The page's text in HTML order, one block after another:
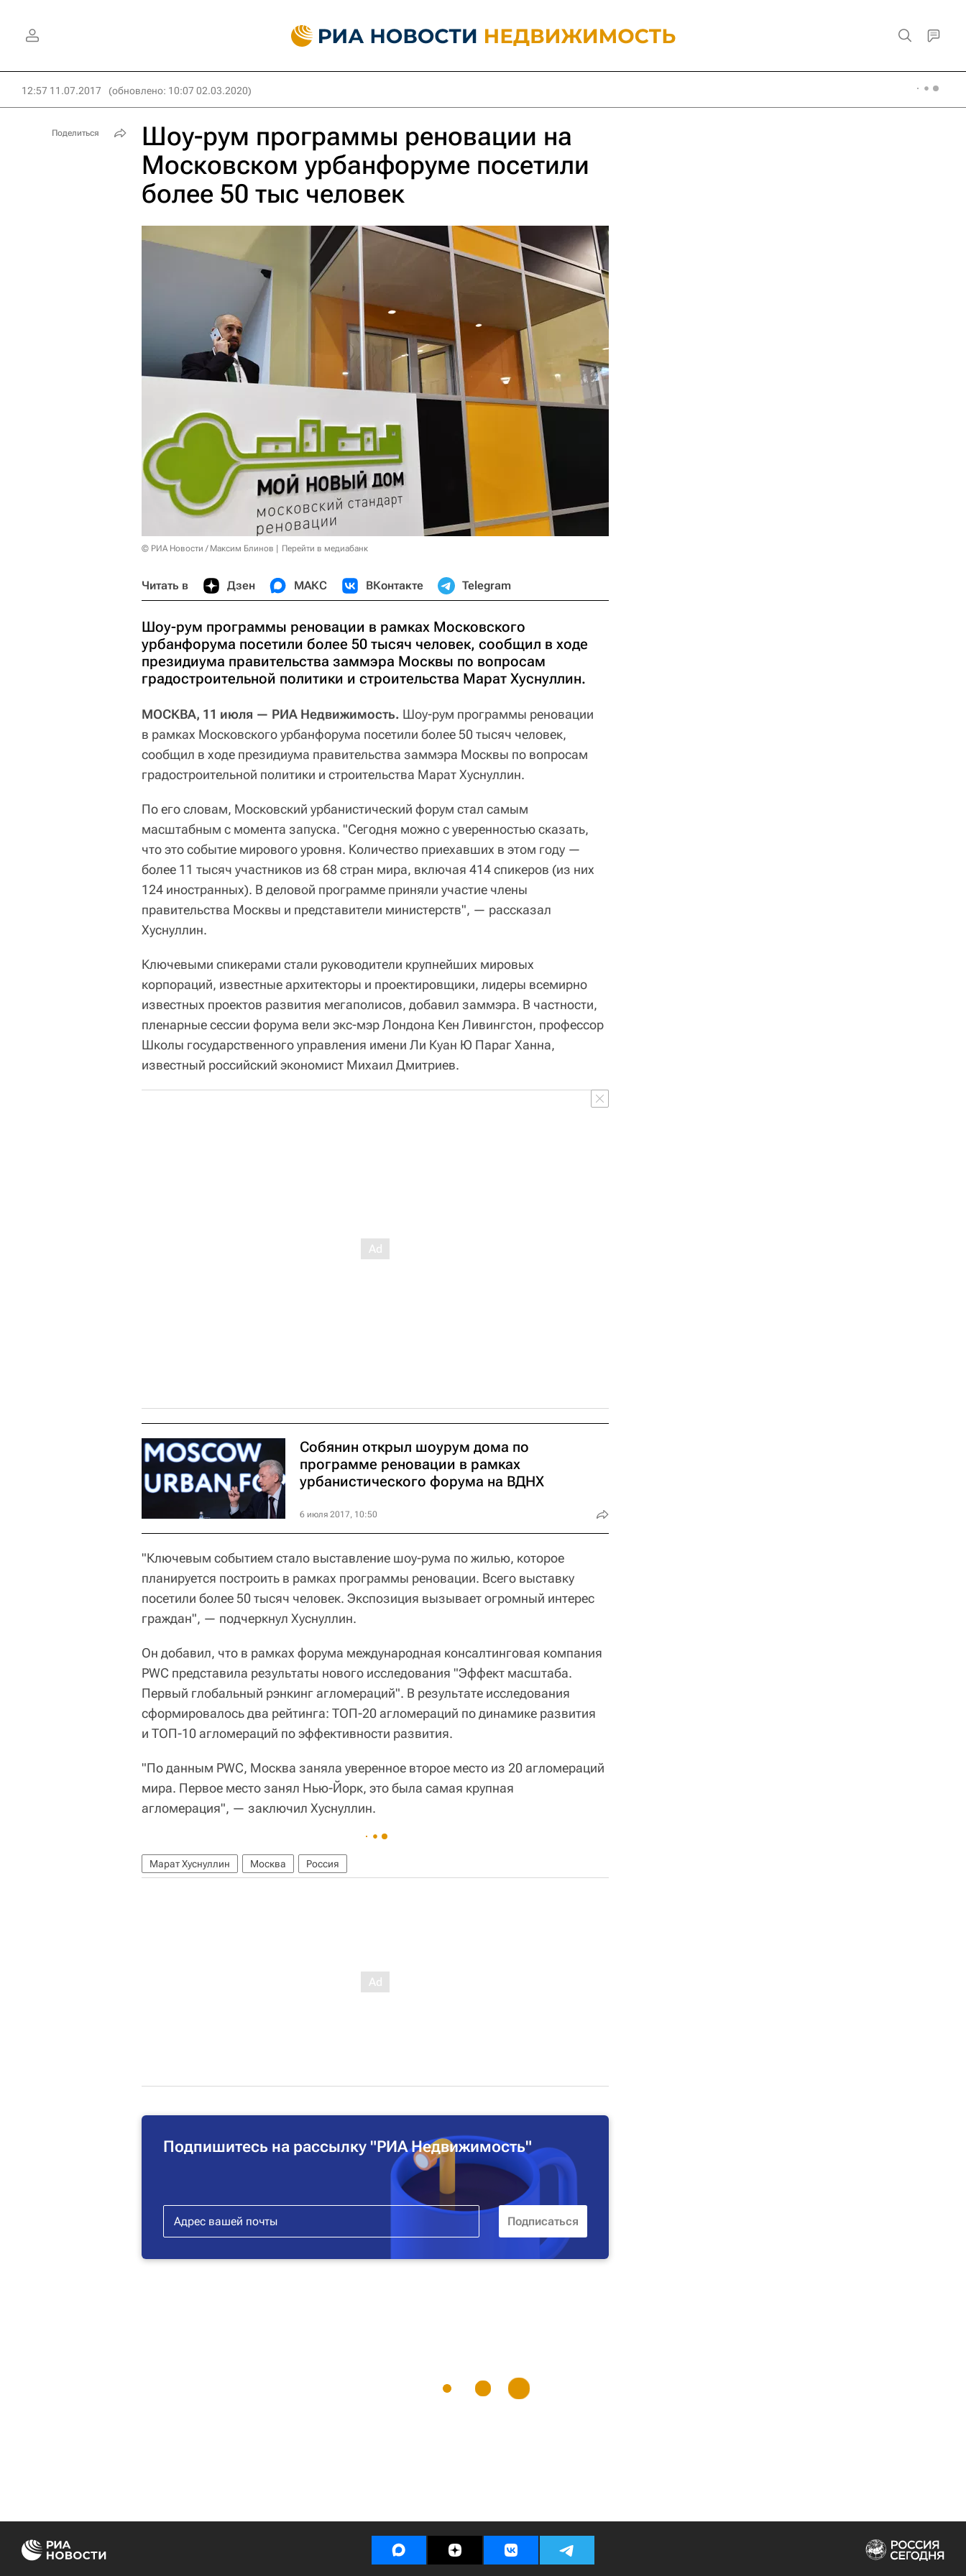
12:57 11.07.2017 (обновлено: 10:07 02.03.2020)
Шоу-рум программы реновации на
Московском урбанфоруме посетили
более 50 тыс человек
© РИА Новости / Максим Блинов Перейти в медиабанк
Читать в Дзен МАКС ВКонтакте Telegram
Шоу-рум программы реновации в рамках Московского
урбанфорума посетили более 50 тысяч человек, сообщил в ходе
президиума правительства заммэра Москвы по вопросам
градостроительной политики и строительства Марат Хуснуллин.
МОСКВА, 11 июля — РИА Недвижимость. Шоу-рум программы реновации
в рамках Московского урбанфорума посетили более 50 тысяч человек,
сообщил в ходе президиума правительства заммэра Москвы по вопросам
градостроительной политики и строительства Марат Хуснуллин.
По его словам, Московский урбанистический форум стал самым
масштабным с момента запуска. "Сегодня можно с уверенностью сказать,
что это событие мирового уровня. Количество приехавших в этом году —
более 11 тысяч участников из 68 стран мира, включая 414 спикеров (из них
124 иностранных). В деловой программе приняли участие члены
правительства Москвы и представители министерств", — рассказал
Хуснуллин.
Ключевыми спикерами стали руководители крупнейших мировых
корпораций, известные архитекторы и проектировщики, лидеры всемирно
известных проектов развития мегаполисов, добавил заммэра. В частности,
пленарные сессии форума вели экс-мэр Лондона Кен Ливингстон, профессор
Школы государственного управления имени Ли Куан Ю Параг Ханна,
известный российский экономист Михаил Дмитриев.
Собянин открыл шоурум дома по
программе реновации в рамках
урбанистического форума на ВДНХ
6 июля 2017, 10:50
"Ключевым событием стало выставление шоу-рума по жилью, которое
планируется построить в рамках программы реновации. Всего выставку
посетили более 50 тысяч человек. Экспозиция вызывает огромный интерес
граждан", — подчеркнул Хуснуллин.
Он добавил, что в рамках форума международная консалтинговая компания
PWC представила результаты нового исследования "Эффект масштаба.
Первый глобальный рэнкинг агломераций". В результате исследования
сформировалось два рейтинга: ТОП-20 агломераций по динамике развития
и ТОП-10 агломераций по эффективности развития.
"По данным PWC, Москва заняла уверенное второе место из 20 агломераций
мира. Первое место занял Нью-Йорк, это была самая крупная
агломерация", — заключил Хуснуллин.
Марат Хуснуллин Москва Россия
Подпишитесь на рассылку "РИА Недвижимость"
Поделиться